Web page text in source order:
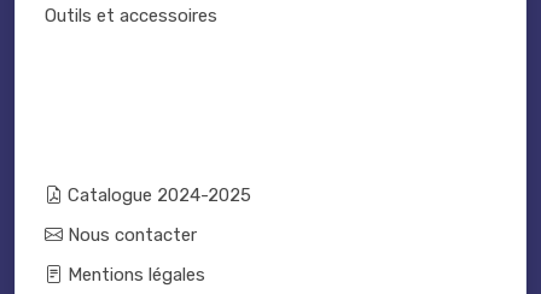
Outils et accessoires
Catalogue 2024-2025
Nous contacter
Mentions légales